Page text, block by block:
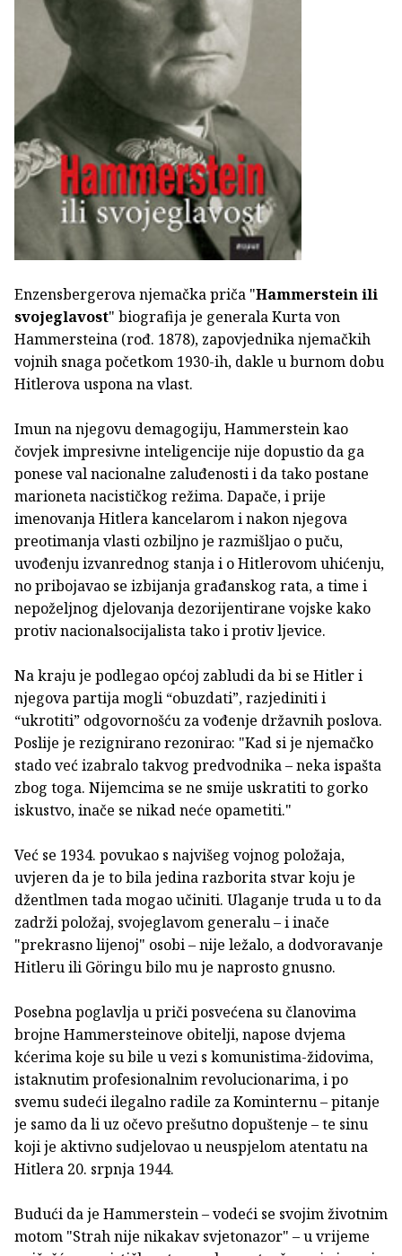
Enzensbergerova njemačka priča "Hammerstein ili
svojeglavost" biografija je generala Kurta von
Hammersteina (rođ. 1878), zapovjednika njemačkih
vojnih snaga početkom 1930-ih, dakle u burnom dobu
Hitlerova uspona na vlast.
Imun na njegovu demagogiju, Hammerstein kao
čovjek impresivne inteligencije nije dopustio da ga
ponese val nacionalne zaluđenosti i da tako postane
marioneta nacističkog režima. Dapače, i prije
imenovanja Hitlera kancelarom i nakon njegova
preotimanja vlasti ozbiljno je razmišljao o puču,
uvođenju izvanrednog stanja i o Hitlerovom uhićenju,
no pribojavao se izbijanja građanskog rata, a time i
nepoželjnog djelovanja dezorijentirane vojske kako
protiv nacionalsocijalista tako i protiv ljevice.
Na kraju je podlegao općoj zabludi da bi se Hitler i
njegova partija mogli “obuzdati”, razjediniti i
“ukrotiti” odgovornošću za vođenje državnih poslova.
Poslije je rezignirano rezonirao: "Kad si je njemačko
stado već izabralo takvog predvodnika – neka ispašta
zbog toga. Nijemcima se ne smije uskratiti to gorko
iskustvo, inače se nikad neće opametiti."
Već se 1934. povukao s najvišeg vojnog položaja,
uvjeren da je to bila jedina razborita stvar koju je
džentlmen tada mogao učiniti. Ulaganje truda u to da
zadrži položaj, svojeglavom generalu – i inače
"prekrasno lijenoj" osobi – nije ležalo, a dodvoravanje
Hitleru ili Göringu bilo mu je naprosto gnusno.
Posebna poglavlja u priči posvećena su članovima
brojne Hammersteinove obitelji, napose dvjema
kćerima koje su bile u vezi s komunistima-židovima,
istaknutim profesionalnim revolucionarima, i po
svemu sudeći ilegalno radile za Kominternu – pitanje
je samo da li uz očevo prešutno dopuštenje – te sinu
koji je aktivno sudjelovao u neuspjelom atentatu na
Hitlera 20. srpnja 1944.
Budući da je Hammerstein – vodeći se svojim životnim
motom "Strah nije nikakav svjetonazor" – u vrijeme